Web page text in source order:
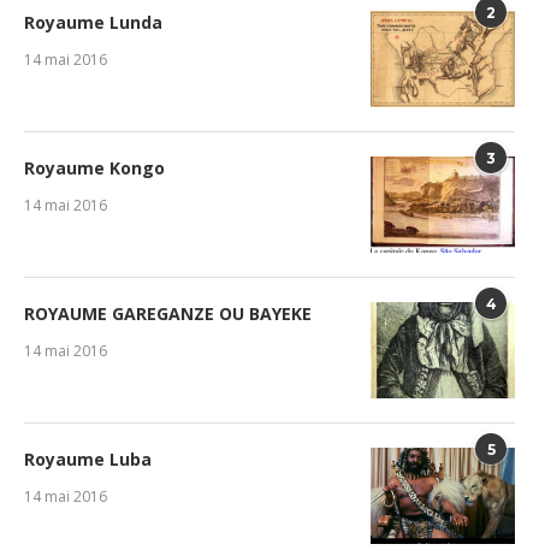
2
Royaume Lunda
14 mai 2016
3
Royaume Kongo
14 mai 2016
4
ROYAUME GAREGANZE OU BAYEKE
14 mai 2016
5
Royaume Luba
14 mai 2016